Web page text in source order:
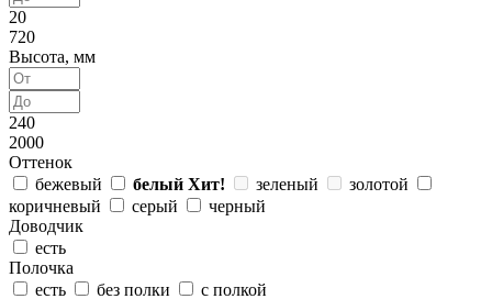
20
720
Высота, мм
240
2000
Оттенок
бежевый
белый Хит! зеленый
золотой
коричневый
серый
черный
Доводчик
есть
Полочка
есть
без полки
с полкой